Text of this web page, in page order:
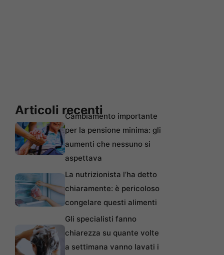
Articoli recentiCambiamento importante
per la pensione minima: gli
aumenti che nessuno si
aspettava
La nutrizionista l’ha detto
chiaramente: è pericoloso
congelare questi alimenti
Gli specialisti fanno
chiarezza su quante volte
a settimana vanno lavati i